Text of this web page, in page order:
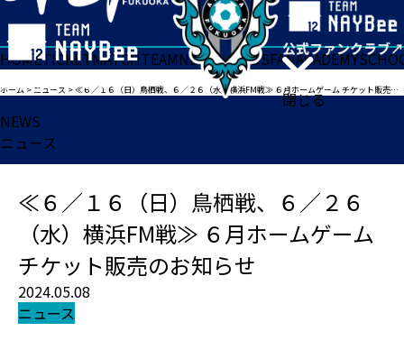
閉じる
HOMETICKETMATCHTEAMNEWSGOODSFANACADEMY
ホーム >ニュース >≪６／１６（日）鳥栖戦、６／２６（水）横浜FM戦≫ ６月ホームゲーム チケット販売のお知らせ
NEWS
ニュース
≪６／１６（日）鳥栖戦、６／２６
（水）横浜FM戦≫ ６月ホームゲーム
チケット販売のお知らせ
2024.05.08
ニュース